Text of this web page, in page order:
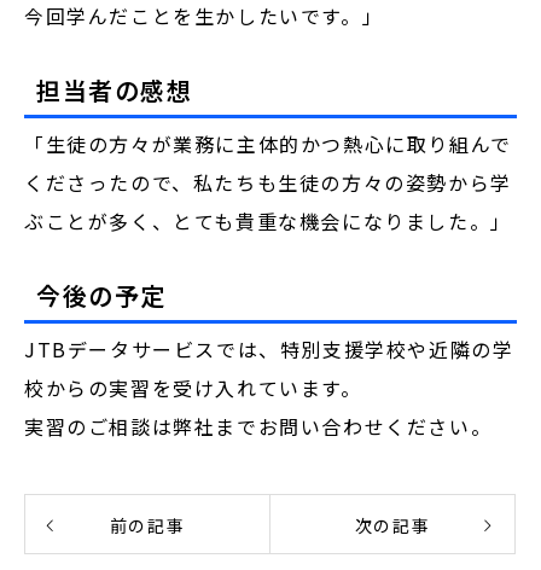
今回学んだことを生かしたいです。」
担当者の感想
「生徒の方々が業務に主体的かつ熱心に取り組んで
くださったので、私たちも生徒の方々の姿勢から学
ぶことが多く、とても貴重な機会になりました。」
今後の予定
JTBデータサービスでは、特別支援学校や近隣の学
校からの実習を受け入れています。
実習のご相談は弊社までお問い合わせください。
前の記事 次の記事